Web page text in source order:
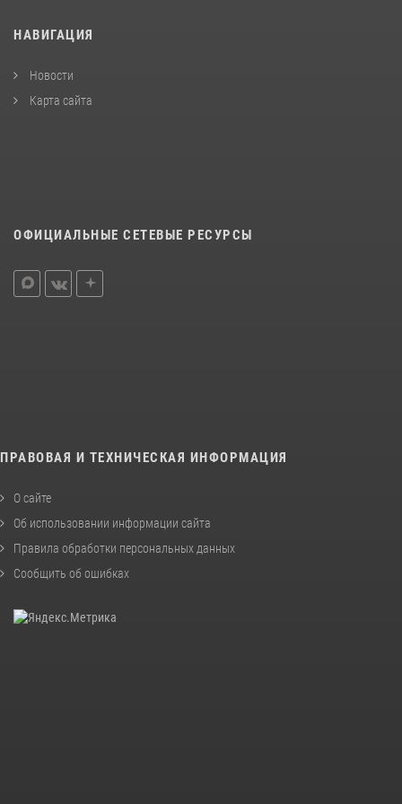
НАВИГАЦИЯ
Новости
Карта сайта
ОФИЦИАЛЬНЫЕ СЕТЕВЫЕ РЕСУРСЫ
ПРАВОВАЯ И ТЕХНИЧЕСКАЯ ИНФОРМАЦИЯ
О сайте
Об использовании информации сайта
Правила обработки персональных данных
Сообщить об ошибках